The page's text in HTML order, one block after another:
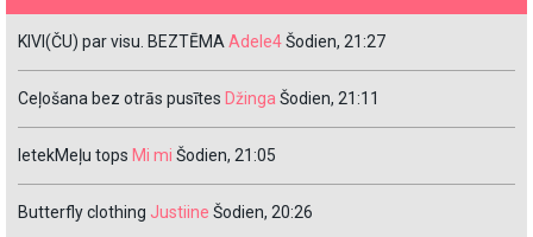
KIVI(ČU) par visu. BEZTĒMAAdele4Šodien, 21:27
Ceļošana bez otrās pusītes Džinga Šodien, 21:11
IetekMeļu tops Mi mi Šodien, 21:05
Butterfly clothing Justiine Šodien, 20:26